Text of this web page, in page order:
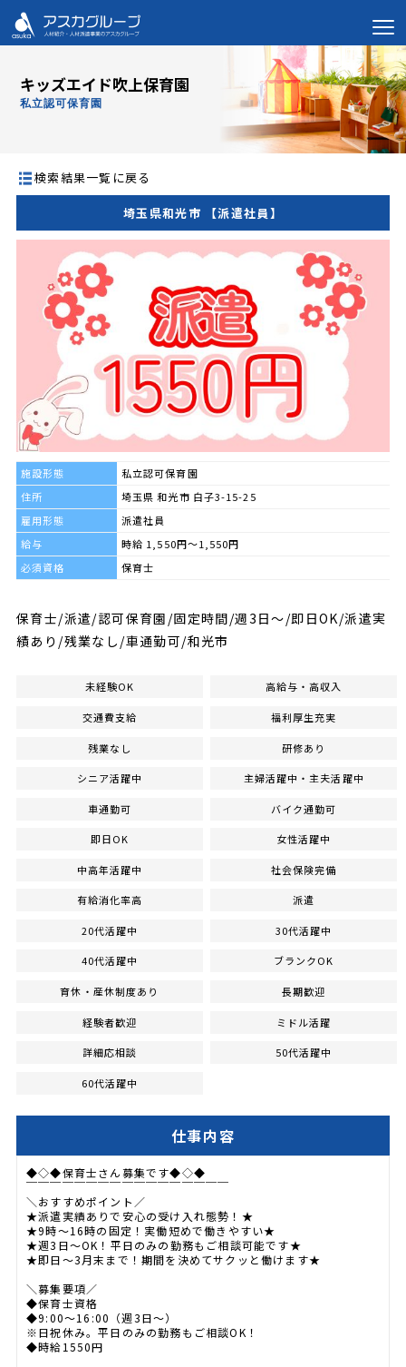
キッズエイド吹上保育園
私立認可保育園
検索結果一覧に戻る
埼玉県和光市 【派遣社員】
施設形態
私立認可保育園
住所
埼玉県 和光市 白子3-15-25
雇用形態
派遣社員
給与
時給 1,550円～1,550円
必須資格
保育士
保育士/派遣/認可保育園/固定時間/週3日～/即日OK/派遣実
績あり/残業なし/車通勤可/和光市
未経験OK 高給与・高収入
交通費支給 福利厚生充実
残業なし 研修あり
シニア活躍中 主婦活躍中・主夫活躍中
車通勤可 バイク通勤可
即日OK 女性活躍中
中高年活躍中 社会保険完備
有給消化率高 派遣
20代活躍中 30代活躍中
40代活躍中 ブランクOK
育休・産休制度あり 長期歓迎
経験者歓迎 ミドル活躍
詳細応相談 50代活躍中
60代活躍中
仕事内容
◆◇◆保育士さん募集です◆◇◆
￣￣￣￣￣￣￣￣￣￣￣￣￣￣￣￣￣
＼おすすめポイント／
★派遣実績ありで安心の受け入れ態勢！★
★9時～16時の固定！実働短めで働きやすい★
★週3日～OK！平日のみの勤務もご相談可能です★
★即日～3月末まで！期間を決めてサクッと働けます★
＼募集要項／
◆保育士資格
◆9:00～16:00（週3日～）
※日祝休み。平日のみの勤務もご相談OK！
◆時給1550円